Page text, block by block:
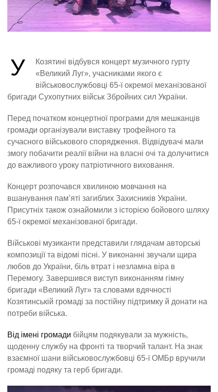
У
Козятині відбувся концерт музичного гурту
«Великий Луг», учасниками якого є
військовослужбовці 65-ї окремої механізованої
бригади Сухопутних військ Збройних сил України.
Перед початком концертної програми для мешканців
громади організували виставку трофейного та
сучасного військового спорядження. Відвідувачі мали
змогу побачити реалії війни на власні очі та долучитися
до важливого уроку патріотичного виховання.
Концерт розпочався хвилиною мовчання на
вшанування пам’яті загиблих Захисників України.
Присутніх також ознайомили з історією бойового шляху
65-ї окремої механізованої бригади.
Військові музиканти представили глядачам авторські
композиції та відомі пісні. У виконанні звучали щира
любов до України, біль втрат і незламна віра в
Перемогу. Завершився виступ виконанням гімну
бригади «Великий Луг» та словами вдячності
Козятинській громаді за постійну підтримку й донати на
потреби війська.
Від імені громади бійцям подякували за мужність,
щоденну службу на фронті та творчий талант. На знак
взаємної шани військовослужбовці 65-ї ОМБр вручили
громаді подяку та герб бригади.